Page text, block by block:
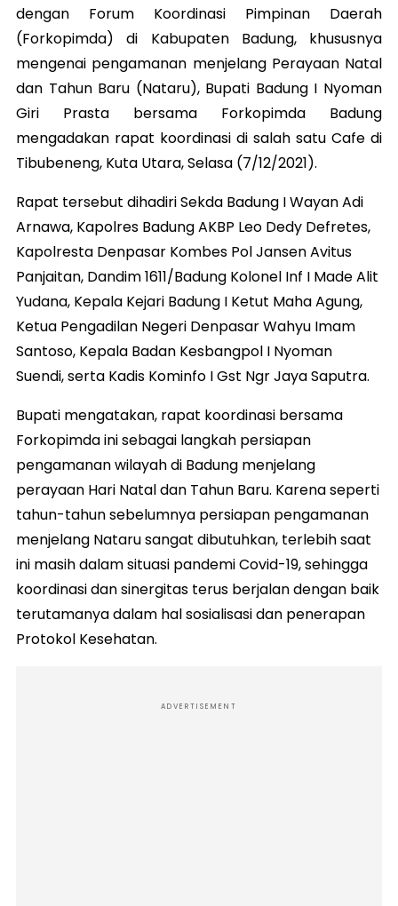
dengan Forum Koordinasi Pimpinan Daerah
(Forkopimda) di Kabupaten Badung, khususnya
mengenai pengamanan menjelang Perayaan Natal
dan Tahun Baru (Nataru), Bupati Badung I Nyoman
Giri Prasta bersama Forkopimda Badung
mengadakan rapat koordinasi di salah satu Cafe di
Tibubeneng, Kuta Utara, Selasa (7/12/2021).
Rapat tersebut dihadiri Sekda Badung I Wayan Adi
Arnawa, Kapolres Badung AKBP Leo Dedy Defretes,
Kapolresta Denpasar Kombes Pol Jansen Avitus
Panjaitan, Dandim 1611/Badung Kolonel Inf I Made Alit
Yudana, Kepala Kejari Badung I Ketut Maha Agung,
Ketua Pengadilan Negeri Denpasar Wahyu Imam
Santoso, Kepala Badan Kesbangpol I Nyoman
Suendi, serta Kadis Kominfo I Gst Ngr Jaya Saputra.
Bupati mengatakan, rapat koordinasi bersama
Forkopimda ini sebagai langkah persiapan
pengamanan wilayah di Badung menjelang
perayaan Hari Natal dan Tahun Baru. Karena seperti
tahun-tahun sebelumnya persiapan pengamanan
menjelang Nataru sangat dibutuhkan, terlebih saat
ini masih dalam situasi pandemi Covid-19, sehingga
koordinasi dan sinergitas terus berjalan dengan baik
terutamanya dalam hal sosialisasi dan penerapan
Protokol Kesehatan.
ADVERTISEMENT